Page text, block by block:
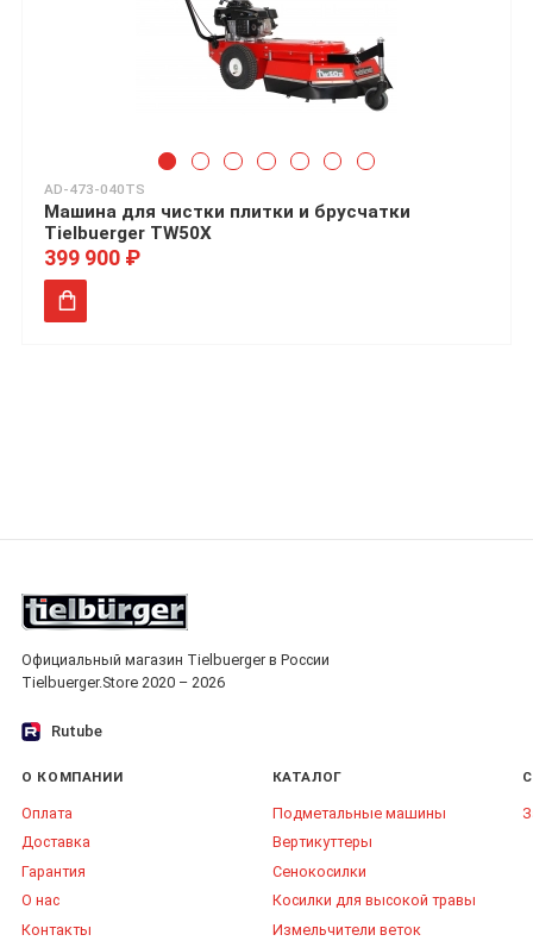
AD-473-040TS
Машина для чистки плитки и брусчатки
Tielbuerger TW50X
399 900 ₽
Официальный магазин Tielbuerger в России
Tielbuerger.Store 2020 – 2026
Rutube
О КОМПАНИИ
Оплата
Доставка
Гарантия
О нас
Контакты
КАТАЛОГ
Подметальные машины
Вертикуттеры
Сенокосилки
Косилки для высокой травы
Измельчители веток